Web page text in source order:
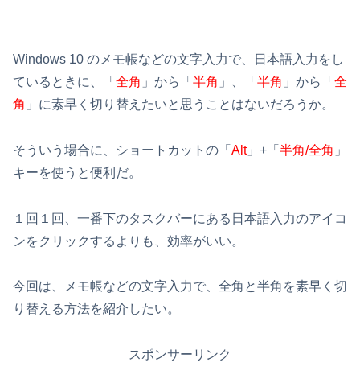
Windows 10 のメモ帳などの文字入力で、日本語入力をし
ているときに、「 全角 」から「 半角 」、「 半角 」から「 全
角 」に素早く切り替えたいと思うことはないだろうか。
そういう場合に、ショートカットの「 Alt」+「 半角/全角 」
キーを使うと便利だ。
１回１回、一番下のタスクバーにある日本語入力のアイコ
ンをクリックするよりも、効率がいい。
今回は、メモ帳などの文字入力で、全角と半角を素早く切
り替える方法を紹介したい。
スポンサーリンク